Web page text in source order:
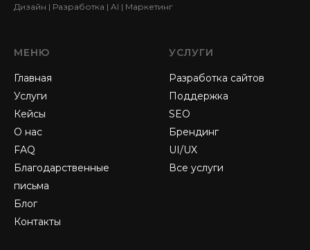
Дизайн | Разработка | AI | Маркетинг
МЕНЮ
Главная
Услуги
Кейсы
О нас
FAQ
Благодарственные
письма
Блог
Контакты
УСЛУГИ
Разработка сайтов
Поддержка
SEO
Брендинг
UI/UX
Все услуги